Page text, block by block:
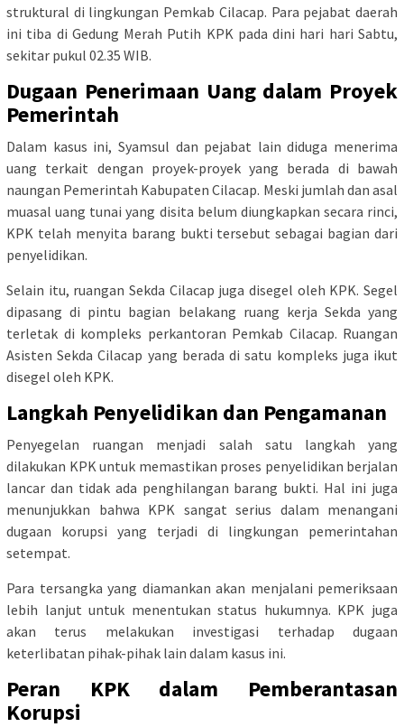
struktural di lingkungan Pemkab Cilacap. Para pejabat daerah
ini tiba di Gedung Merah Putih KPK pada dini hari hari Sabtu,
sekitar pukul 02.35 WIB.
Dugaan Penerimaan Uang dalam Proyek
Pemerintah
Dalam kasus ini, Syamsul dan pejabat lain diduga menerima
uang terkait dengan proyek-proyek yang berada di bawah
naungan Pemerintah Kabupaten Cilacap. Meski jumlah dan asal
muasal uang tunai yang disita belum diungkapkan secara rinci,
KPK telah menyita barang bukti tersebut sebagai bagian dari
penyelidikan.
Selain itu, ruangan Sekda Cilacap juga disegel oleh KPK. Segel
dipasang di pintu bagian belakang ruang kerja Sekda yang
terletak di kompleks perkantoran Pemkab Cilacap. Ruangan
Asisten Sekda Cilacap yang berada di satu kompleks juga ikut
disegel oleh KPK.
Langkah Penyelidikan dan Pengamanan
Penyegelan ruangan menjadi salah satu langkah yang
dilakukan KPK untuk memastikan proses penyelidikan berjalan
lancar dan tidak ada penghilangan barang bukti. Hal ini juga
menunjukkan bahwa KPK sangat serius dalam menangani
dugaan korupsi yang terjadi di lingkungan pemerintahan
setempat.
Para tersangka yang diamankan akan menjalani pemeriksaan
lebih lanjut untuk menentukan status hukumnya. KPK juga
akan terus melakukan investigasi terhadap dugaan
keterlibatan pihak-pihak lain dalam kasus ini.
Peran KPK dalam Pemberantasan
Korupsi